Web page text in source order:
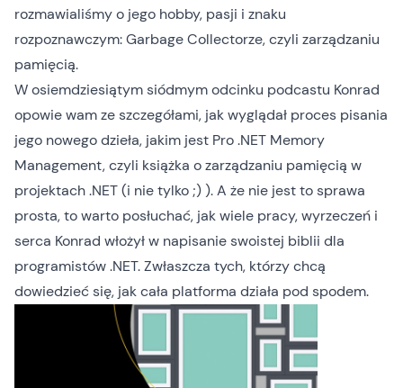
rozmawialiśmy o jego hobby, pasji i znaku
rozpoznawczym: Garbage Collectorze, czyli zarządzaniu
pamięcią.
W osiemdziesiątym siódmym odcinku podcastu Konrad
opowie wam ze szczegółami, jak wyglądał proces pisania
jego nowego dzieła, jakim jest Pro .NET Memory
Management, czyli książka o zarządzaniu pamięcią w
projektach .NET (i nie tylko ;) ). A że nie jest to sprawa
prosta, to warto posłuchać, jak wiele pracy, wyrzeczeń i
serca Konrad włożył w napisanie swoistej biblii dla
programistów .NET. Zwłaszcza tych, którzy chcą
dowiedzieć się, jak cała platforma działa pod spodem.